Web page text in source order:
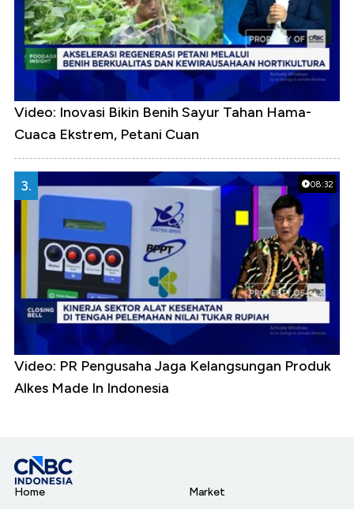
Video: Inovasi Bikin Benih Sayur Tahan Hama-
Cuaca Ekstrem, Petani Cuan
08:32
3.
Video: PR Pengusaha Jaga Kelangsungan Produk
Alkes Made In Indonesia
Home
Market